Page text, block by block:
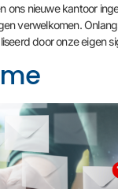
ons nieuwe kantoor
verwelkomen.
door onze eigen